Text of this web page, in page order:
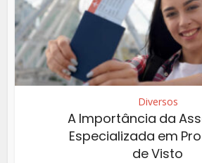
Diversos
A Importância da
Especializada em
de Visto